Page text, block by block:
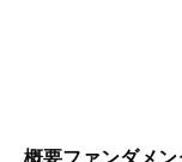
概要ファンダメ